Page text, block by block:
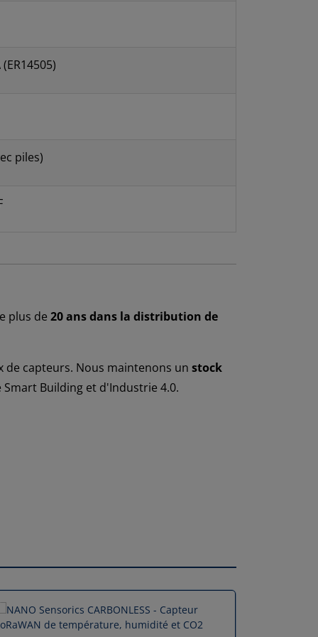
piles)
plus de 20 ans dans la distribution de
de capteurs. Nous maintenons un stock
Building et d'Industrie 4.0.